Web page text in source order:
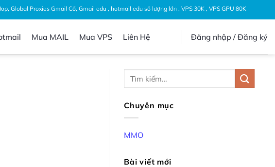
Global Proxies Gmail Cổ, Gmail edu , hotmail edu số lượng lớn , VPS 30K , VPS GPU 80K
Mua MAIL Mua VPS Liên Hệ Đăng nhập / Đăng ký
Chuyên mục
MMO
Bài viết mới